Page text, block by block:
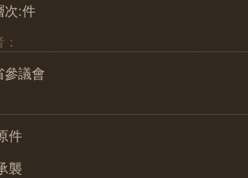
次:件
參議會
件
襲